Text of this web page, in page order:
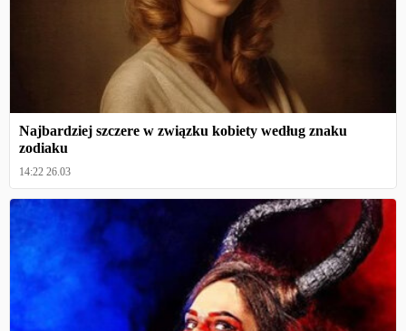
Najbardziej szczere w związku kobiety według znaku
zodiaku
14:22 26.03